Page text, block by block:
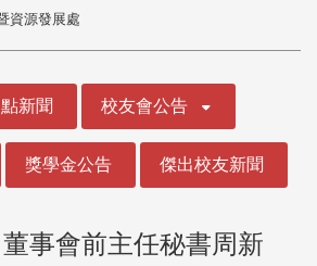
資源發展處
新聞 校友會公告
獎學金公告 傑出校友新聞
董事會前主任秘書周新